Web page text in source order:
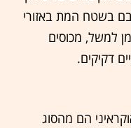
בשטח המת באזורי
למשל, מכוסים
דקיקים.
הם מהסוג